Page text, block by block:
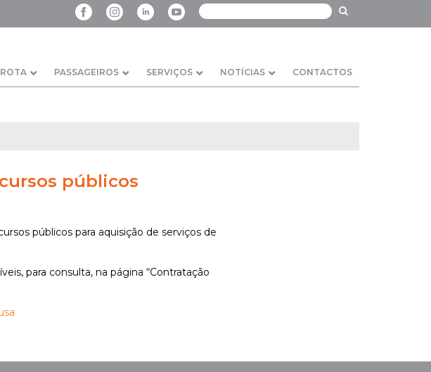
PASSAGEIROS SERVIÇOS NOTÍCIAS CONTACTOS
públicos
públicos para aquisição de serviços de
para consulta, na página “Contratação